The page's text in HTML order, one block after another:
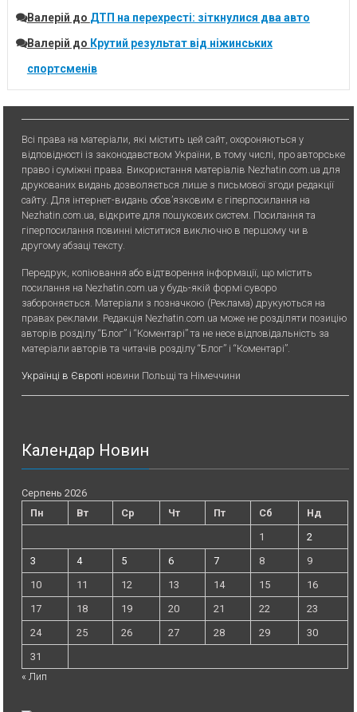
Валерій до ДТП на перехресті: зіткнулися два авто
Валерій до Крутий результат від ніжинських
спортсменів
Всі права на матеріали, які містить цей сайт, охороняються у
відповідності із законодавством України, в тому числі, про авторське
право і суміжні права. Використання матерiалiв Nezhatin.com.ua для
друкованих видань дозволяється лише з письмової згоди редакції
сайту. Для iнтернет-видань обов’язковим є гiперпосилання на
Nezhatin.com.ua, відкрите для пошукових систем. Посилання та
гіперпосилання повинні міститися виключно в першому чи в
другому абзаці тексту.
Передрук, копiювання або вiдтворення iнформацiї, що мiстить
посилання на Nezhatin.com.ua у будь-якiй формi суворо
забороняється. Матеріали з позначкою (Реклама) друкуються на
правах реклами. Редакція Nezhatin.com.ua може не розділяти позицію
авторів розділу “Блог” і “Коментарі” та не несе відповідальність за
матеріали авторів та читачів розділу “Блог” і “Коментарі”.
Українці в Європі новини Польщі та Німеччини
Календар Новин
Серпень 2026
Пн
Вт Ср Чт Пт Сб
Нд
1
2
3
4 5 6 7 8
9
10
11 12 13 14 15
16
17
18 19 20 21 22
23
24
25 26 27 28 29
30
31
« Лип